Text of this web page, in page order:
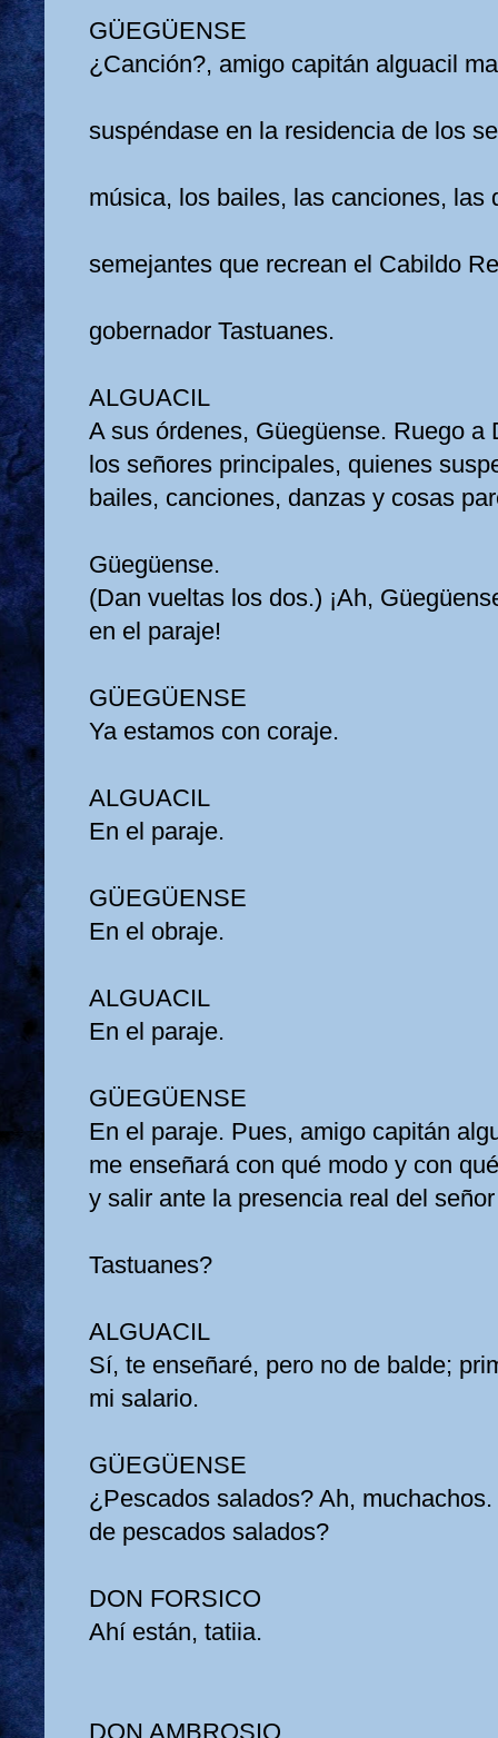
GÜEGÜENSE
¿Canción?, amigo capitán alguacil
suspéndase en la residencia de los
música, los bailes, las canciones,
semejantes que recrean el Cabildo
gobernador Tastuanes.
ALGUACIL
A sus órdenes, Güegüense. Ruego
los señores principales, quienes
bailes, canciones, danzas y cosas
Güegüense.
(Dan vueltas los dos.) ¡Ah,
en el paraje!
GÜEGÜENSE
Ya estamos con coraje.
ALGUACIL
En el paraje.
GÜEGÜENSE
En el obraje.
ALGUACIL
En el paraje.
GÜEGÜENSE
En el paraje. Pues, amigo capitán
me enseñará con qué modo y con
y salir ante la presencia real del
Tastuanes?
ALGUACIL
Sí, te enseñaré, pero no de balde;
mi salario.
GÜEGÜENSE
¿Pescados salados? Ah,
de pescados salados?
DON FORSICO
Ahí están, tatiia.
DON AMBROSIO